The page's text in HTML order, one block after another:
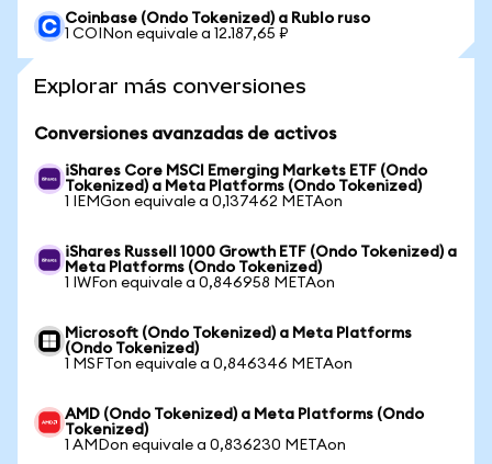
Coinbase (Ondo Tokenized) a Rublo ruso
1 COINon equivale a 12.187,65 ₽
Explorar más conversiones
Conversiones avanzadas de activos
iShares Core MSCI Emerging Markets ETF (Ondo
Tokenized) a Meta Platforms (Ondo Tokenized)
1 IEMGon equivale a 0,137462 METAon
iShares Russell 1000 Growth ETF (Ondo Tokenized) a
Meta Platforms (Ondo Tokenized)
1 IWFon equivale a 0,846958 METAon
Microsoft (Ondo Tokenized) a Meta Platforms
(Ondo Tokenized)
1 MSFTon equivale a 0,846346 METAon
AMD (Ondo Tokenized) a Meta Platforms (Ondo
Tokenized)
1 AMDon equivale a 0,836230 METAon